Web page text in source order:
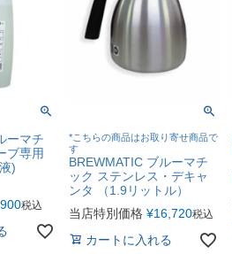
ーマチ
ブ専用
)
税込
*こちらの商品はお取り寄せ商品で
す
BREWMATIC ブルーマチ
ック ステンレス・デキャ
ンタ （1.9リットル）
当店特別価格 ¥16,720税込
カートに入れる